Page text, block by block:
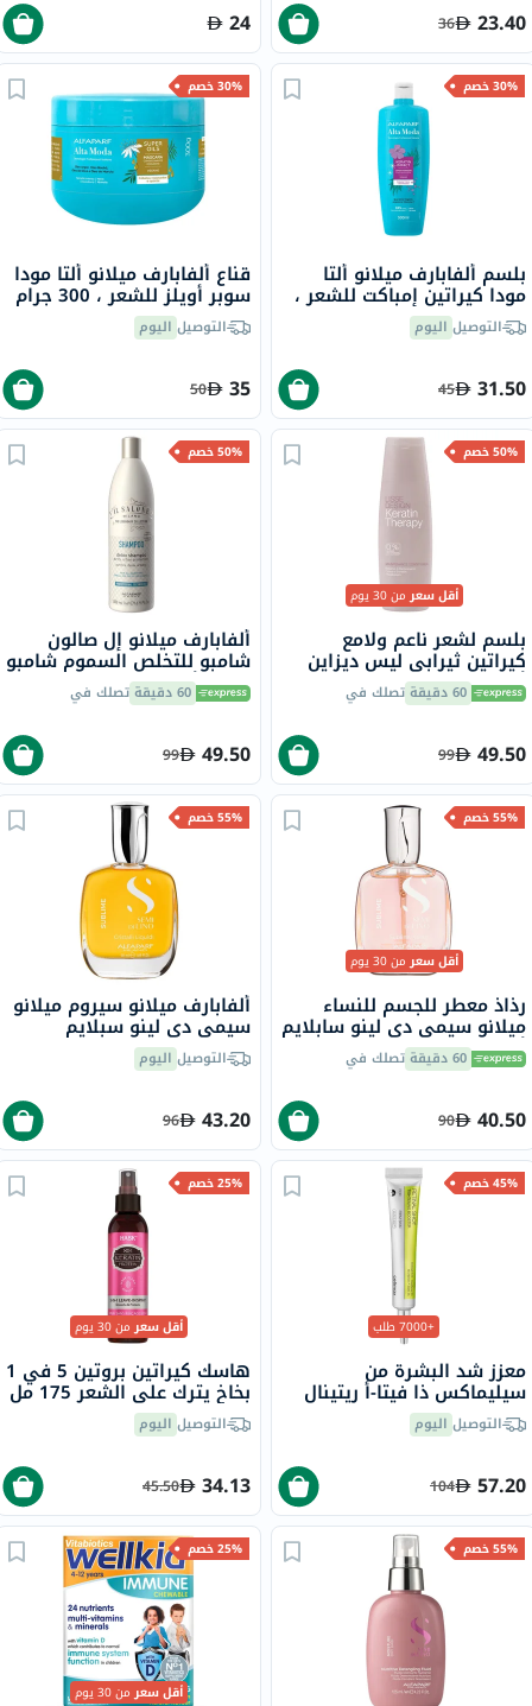
23.40
36
24
30% خصم
بلسم ألفابارف ميلانو ألتا
مودا كيراتين إمباكت للشعر ،
300 ملالتوصيل اليوم
31.50
45
30% خصم
قناع ألفابارف ميلانو ألتا مودا
سوبر أويلز للشعر ، 300 جرام
التوصيل اليوم
35
50
50% خصم
أقل سعرمن 30 يوم
بلسم لشعر ناعم ولامع
كيراتين ثيرابي ليس ديزاين
ألفابارف ميلانو، 250 مل
60 دقيقة تصلك في
49.50
99
50% خصم
ألفابارف ميلانو إل صالون
شامبو للتخلص السموم شامبو
لجميع أنواع الشعر 500 مل
60 دقيقة تصلك في
49.50
99
55% خصم
أقل سعرمن 30 يوم
رذاذ معطر للجسم للنساء
ميلانو سيمي دي لينو سابلايم
ألفابارف ميلانو، 50 مل
60 دقيقة تصلك في
40.50
90
55% خصم
ألفابارف ميلانو سيروم ميلانو
سيمي دي لينو سبلايم
كريستالي ليكيدي للشعر مع
حماية حرارية 50 مل
التوصيل اليوم
43.20
96
45% خصم
+7000 طلب
معزز شد البشرة من
سيليماكس ذا فيتا-أ ريتينال
شوت، 15 مل
التوصيل اليوم
57.20
104
25% خصم
أقل سعرمن 30 يوم
هاسك كيراتين بروتين 5 في 1
بخاخ يترك على الشعر 175 مل
التوصيل اليوم
34.13
45.50
55% خصم 25% خصم
أقل سعرمن 30 يوم